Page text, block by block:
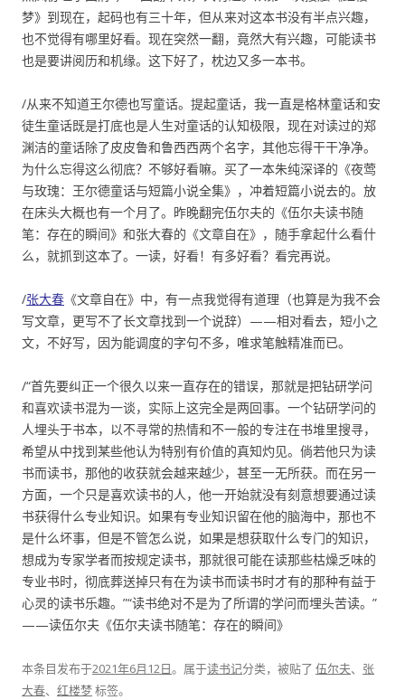
梦》到现在，起码也有三十年，但从来对这本书没有半点兴趣，
也不觉得有哪里好看。现在突然一翻，竟然大有兴趣，可能读书
也是要讲阅历和机缘。这下好了，枕边又多一本书。
/从来不知道王尔德也写童话。提起童话，我一直是格林童话和安
徒生童话既是打底也是人生对童话的认知极限，现在对读过的郑
渊洁的童话除了皮皮鲁和鲁西西两个名字，其他忘得干干净净。
为什么忘得这么彻底？不够好看嘛。买了一本朱纯深译的《夜莺
与玫瑰：王尔德童话与短篇小说全集》，冲着短篇小说去的。放
在床头大概也有一个月了。昨晚翻完伍尔夫的《伍尔夫读书随
笔：存在的瞬间》和张大春的《文章自在》，随手拿起什么看什
么，就抓到这本了。一读，好看！有多好看？看完再说。
/张大春 《文章自在》中，有一点我觉得有道理（也算是为我不会
写文章，更写不了长文章找到一个说辞）——相对看去，短小之
文，不好写，因为能调度的字句不多，唯求笔触精准而已。
/“首先要纠正一个很久以来一直存在的错误，那就是把钻研学问
和喜欢读书混为一谈，实际上这完全是两回事。一个钻研学问的
人埋头于书本，以不寻常的热情和不一般的专注在书堆里搜寻，
希望从中找到某些他认为特别有价值的真知灼见。倘若他只为读
书而读书，那他的收获就会越来越少，甚至一无所获。而在另一
方面，一个只是喜欢读书的人，他一开始就没有刻意想要通过读
书获得什么专业知识。如果有专业知识留在他的脑海中，那也不
是什么坏事，但是不管怎么说，如果是想获取什么专门的知识，
想成为专家学者而按规定读书，那就很可能在读那些枯燥乏味的
专业书时，彻底葬送掉只有在为读书而读书时才有的那种有益于
心灵的读书乐趣。”“读书绝对不是为了所谓的学问而埋头苦读。”
——读伍尔夫《伍尔夫读书随笔：存在的瞬间》
本条目发布于2021年6月12日。属于读书记分类，被贴了 伍尔夫、 张
大春、 红楼梦标签。